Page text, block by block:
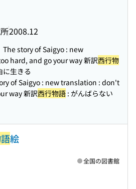
2008.12
The story of Saigyo : new
hard, and go your way 新訳西行物
に生きる
of Saigyo : new translation : don't
way 新訳西行物語 : がんばらない
絵
全国の図書館